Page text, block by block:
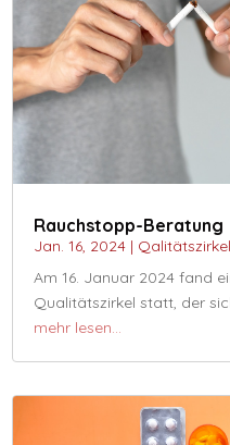
Rauchstopp-Beratung
Jan. 16, 2024 |
Am 16. Januar 2024 fand
Qualitätszirkel statt, der
mehr lesen…